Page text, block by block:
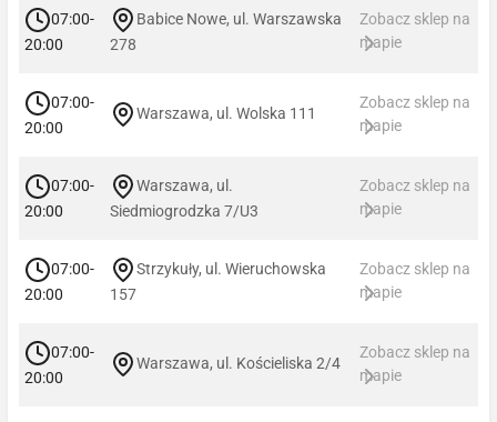
07:00-
20:00
Babice Nowe, ul. Warszawska
278
Zobacz sklep na
mapie
07:00-
20:00
Warszawa, ul. Wolska 111
Zobacz sklep na
mapie
07:00-
20:00
Warszawa, ul.
Siedmiogrodzka 7/U3
Zobacz sklep na
mapie
07:00-
20:00
Strzykuły, ul. Wieruchowska
157
Zobacz sklep na
mapie
07:00-
20:00
Warszawa, ul. Kościeliska 2/4
Zobacz sklep na
mapie